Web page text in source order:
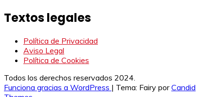
Textos legales
Política de Privacidad
Aviso Legal
Política de Cookies
Todos los derechos reservados 2024.
Funciona gracias a WordPress | Tema: Fairy porCandid